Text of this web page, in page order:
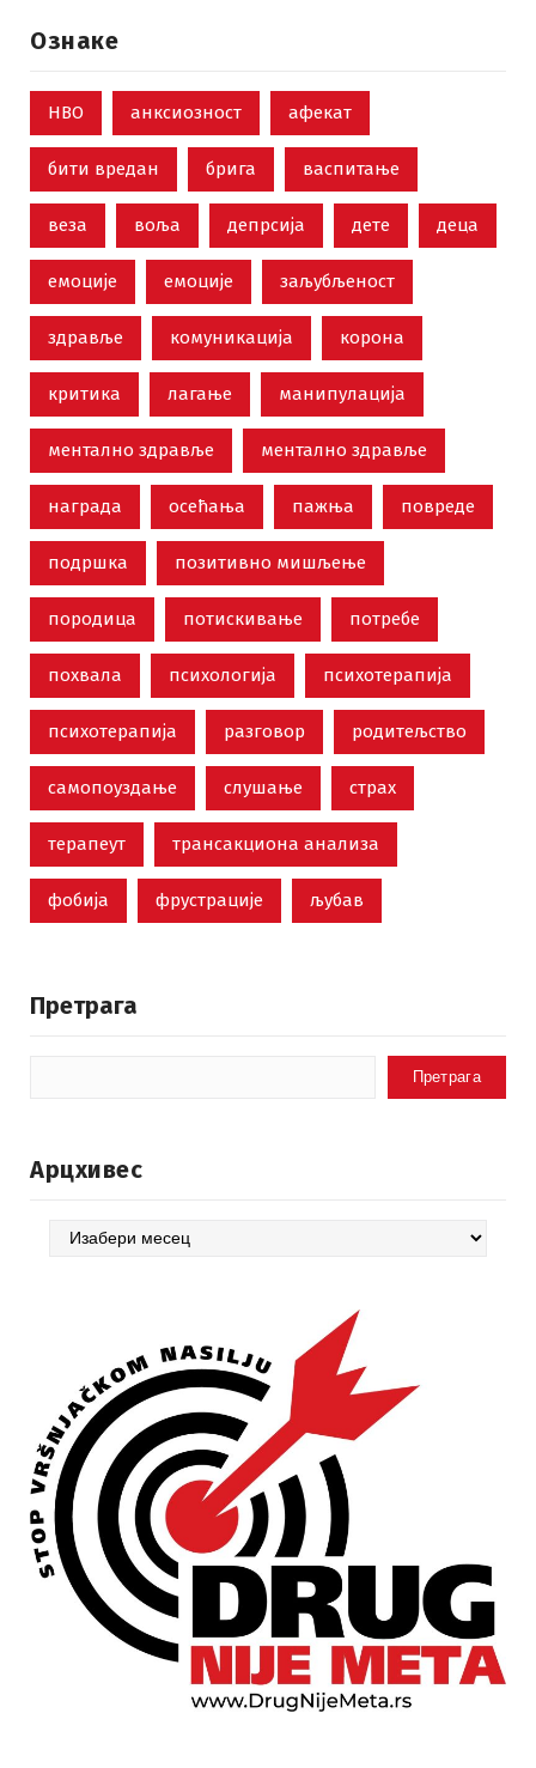
Ознаке
НВО анксиозност афекат
бити вредан брига васпитање
веза воља депрсија дете деца
емоције емоције заљубљеност
здравље комуникација корона
критика лагање манипулација
ментално здравље ментално здравље
награда осећања пажња повреде
подршка позитивно мишљење
породица потискивање потребе
похвала психологија психотерапија
психотерапија разговор родитељство
самопоуздање слушање страх
терапеут трансакциона анализа
фобија фрустрације љубав
Претрага
Претрага
Арцхивес
Арцхивес